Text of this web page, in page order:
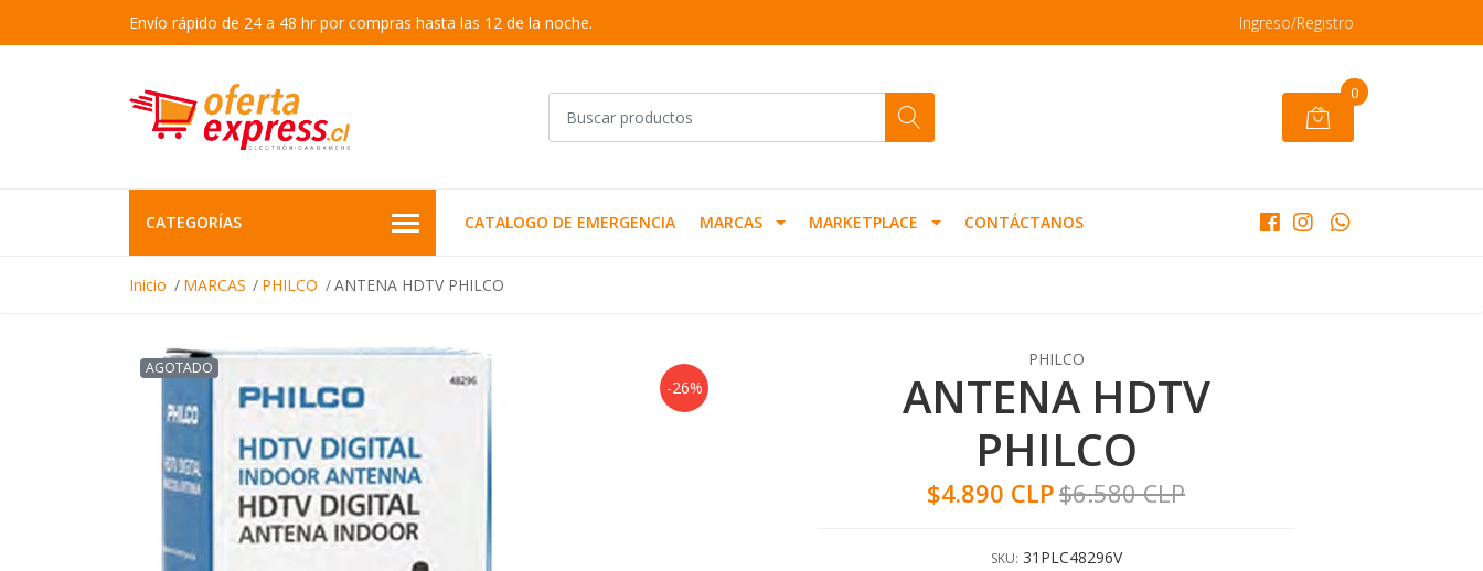
Envío rápido de 24 a 48 hr por compras hasta las 12 de la noche. Ingreso/Registro
0
CATEGORÍAS CATALOGO DE EMERGENCIA MARCAS MARKETPLACE CONTÁCTANOS
Inicio MARCAS PHILCO ANTENA HDTV PHILCO
AGOTADO
-26%
PHILCO
ANTENA HDTV
PHILCO
$4.890 CLP$6.580 CLP
SKU: 31PLC48296V